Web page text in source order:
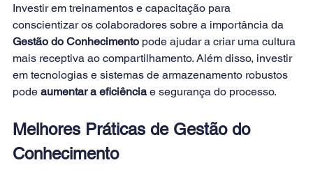
Investir em treinamentos e capacitação para
conscientizar os colaboradores sobre a importância da
Gestão do Conhecimento pode ajudar a criar uma cultura
mais receptiva ao compartilhamento. Além disso, investir
em tecnologias e sistemas de armazenamento robustos
pode aumentar a eficiência e segurança do processo.
Melhores Práticas de Gestão do
Conhecimento